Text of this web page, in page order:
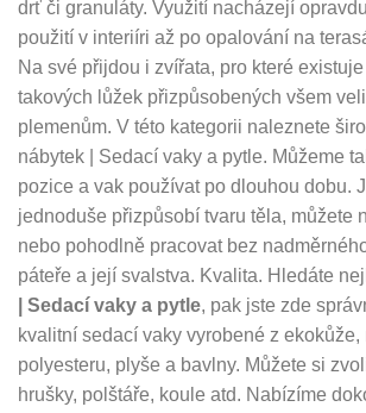
drť či granuláty. Využití nacházejí
použití v interiíri až po opalování na
Na své přijdou i zvířata, pro které
takových lůžek přizpůsobených všem
plemenům. V této kategorii naleznete
nábytek | Sedací vaky a pytle. Můžeme
pozice a vak používat po dlouhou dobu.
jednoduše přizpůsobí tvaru těla, můžete
nebo pohodlně pracovat bez
páteře a její svalstva. Kvalita. Hledáte
| Sedací vaky a pytle, pak jste zde
kvalitní sedací vaky vyrobené z ekokůže,
polyesteru, plyše a bavlny. Můžete si
hrušky, polštáře, koule atd. Nabízíme